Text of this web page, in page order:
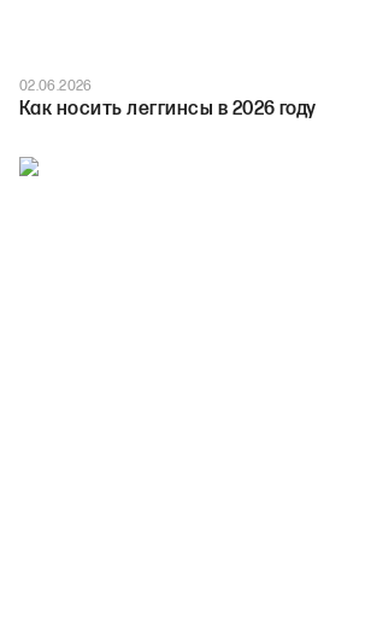
02.06.2026
Как носить леггинсы в 2026 году